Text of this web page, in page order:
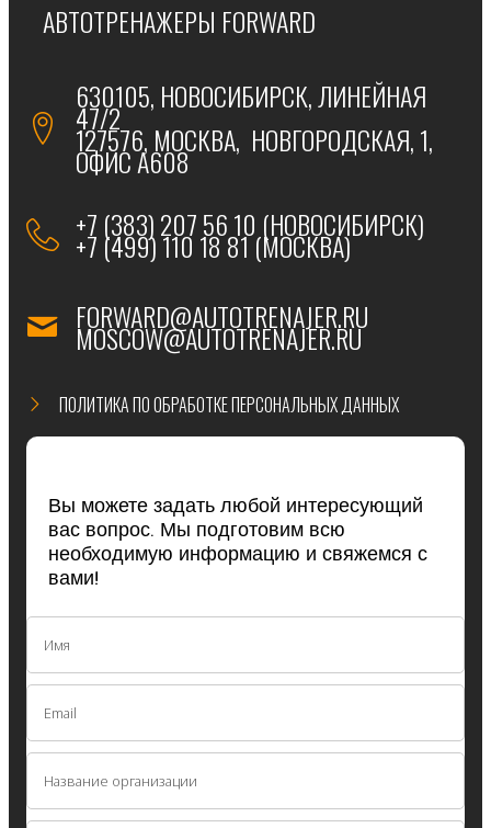
АВТОТРЕНАЖЕРЫ FORWARD
630105, НОВОСИБИРСК, ЛИНЕЙНАЯ
47/2
127576, МОСКВА, НОВГОРОДСКАЯ, 1,
ОФИС А608
+7 (383) 207 56 10 (НОВОСИБИРСК)
+7 (499) 110 18 81 (МОСКВА)
FORWARD@AUTOTRENAJER.RU
MOSCOW@AUTOTRENAJER.RU
ПОЛИТИКА ПО ОБРАБОТКЕ ПЕРСОНАЛЬНЫХ ДАННЫХ
Вы можете задать любой интересующий
вас вопрос. Мы подготовим всю
необходимую информацию и свяжемся с
вами!